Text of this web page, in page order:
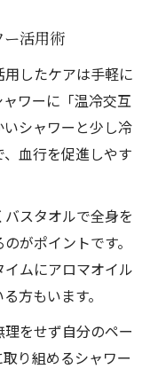
活用術
したケアは手軽に
ワーに「温冷交互
シャワーと少し冷
血行を促進しやす
スタオルで全身を
がポイントです。
ムにアロマオイル
方もいます。
をせず自分のペー
り組めるシャワー